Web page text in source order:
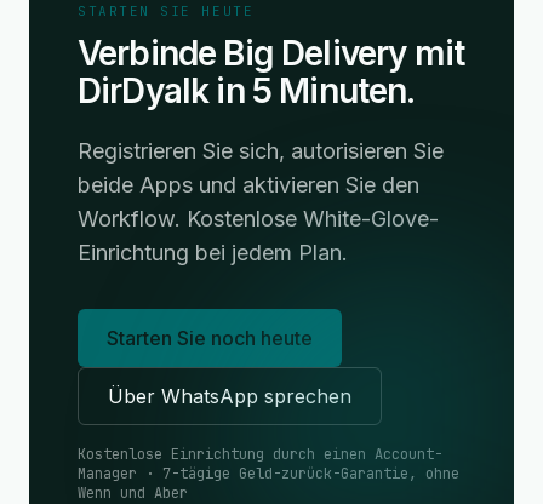
STARTEN SIE HEUTE
Verbinde Big Delivery mit
DirDyalk in 5 Minuten.
Registrieren Sie sich, autorisieren Sie
beide Apps und aktivieren Sie den
Workflow. Kostenlose White-Glove-
Einrichtung bei jedem Plan.
Starten Sie noch heute
Über WhatsApp sprechen
Kostenlose Einrichtung durch einen Account-
Manager · 7-tägige Geld-zurück-Garantie, ohne
Wenn und Aber